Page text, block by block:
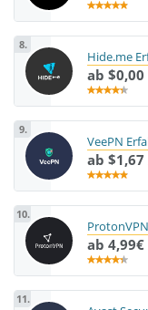
8.
Hide.me
ab
9.
VeePN
ab
10.
ab
11.